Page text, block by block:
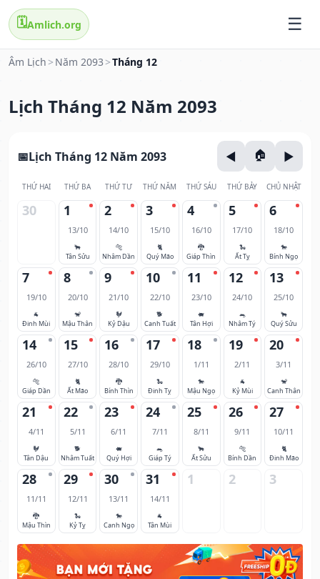
🗓️Amlich.org
Âm Lịch > Năm 2093 >Tháng 12
Lịch Tháng 12 Năm 2093
Lịch Tháng 12 Năm 2093
THỨ HAI THỨ BA THỨ TƯ THỨ NĂM THỨ SÁU THỨ BẢY CHỦ NHẬT
30 1
13/10
🐂
Tân Sửu
2
14/10
🐅
Nhâm Dần
3
15/10
🐈
Quý Mão
4
16/10
🐉
Giáp Thìn
5
17/10
🐍
Ất Tỵ
6
18/10
🐎
Bính Ngọ
7
19/10
🐐
Đinh Mùi
8
20/10
🐒
Mậu Thân
9
21/10
🐓
Kỷ Dậu
10
22/10
🐕
Canh Tuất
11
23/10
🐖
Tân Hợi
12
24/10
🐀
Nhâm Tý
13
25/10
🐂
Quý Sửu
14
26/10
🐅
Giáp Dần
15
27/10
🐈
Ất Mão
16
28/10
🐉
Bính Thìn
17
29/10
🐍
Đinh Tỵ
18
1/11
🐎
Mậu Ngọ
19
2/11
🐐
Kỷ Mùi
20
3/11
🐒
Canh Thân
21
4/11
🐓
Tân Dậu
22
5/11
🐕
Nhâm Tuất
23
6/11
🐖
Quý Hợi
24
7/11
🐀
Giáp Tý
25
8/11
🐂
Ất Sửu
26
9/11
🐅
Bính Dần
27
10/11
🐈
Đinh Mão
28
11/11
🐉
Mậu Thìn
29
12/11
🐍
Kỷ Tỵ
30
13/11
🐎
Canh Ngọ
31
14/11
🐐
Tân Mùi
1 2 3